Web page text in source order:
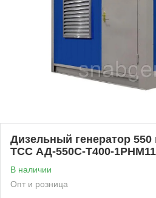
Дизельный генератор 550
ТСС АД-550С-Т400-1РНМ11
В наличии
Опт и розница